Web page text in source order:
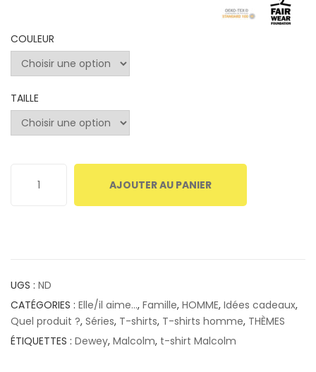
COULEUR
TAILLE
AJOUTER AU PANIER
UGS : ND
CATÉGORIES : Elle/il aime..., Famille, HOMME, Idées cadeaux,
Quel produit ?, Séries, T-shirts, T-shirts homme, THÈMES
ÉTIQUETTES : Dewey, Malcolm, t-shirt Malcolm